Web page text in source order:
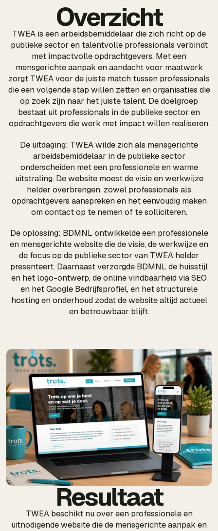
Overzicht
TWEA is een arbeidsbemiddelaar die zich richt op de
publieke sector en talentvolle professionals verbindt
met impactvolle opdrachtgevers. Met een
mensgerichte aanpak en aandacht voor maatwerk
zorgt TWEA voor de juiste match tussen professionals
die een volgende stap willen zetten en organisaties die
op zoek zijn naar het juiste talent. De doelgroep
bestaat uit professionals in de publieke sector en
opdrachtgevers die werk met impact willen realiseren.
De uitdaging: TWEA wilde zich als mensgerichte
arbeidsbemiddelaar in de publieke sector
onderscheiden met een professionele en warme
uitstraling. De website moest de visie en werkwijze
helder overbrengen, zowel professionals als
opdrachtgevers aanspreken en het eenvoudig maken
om contact op te nemen of te solliciteren.
De oplossing: BDMNL ontwikkelde een professionele
en mensgerichte website die de visie, de werkwijze en
de focus op de publieke sector van TWEA helder
presenteert. Daarnaast verzorgde BDMNL de huisstijl
en het logo-ontwerp, de online vindbaarheid via SEO
en het Google Bedrijfsprofiel, en het structurele
hosting en onderhoud zodat de website altijd actueel
en betrouwbaar blijft.
Resultaat
TWEA beschikt nu over een professionele en
uitnodigende website die de mensgerichte aanpak en